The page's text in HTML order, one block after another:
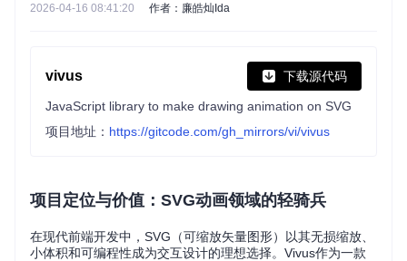
2026-04-16 08:41:20 作者：廉皓灿Ida
vivus 下载源代码
JavaScript library to make drawing animation on SVG
项目地址： https://gitcode.com/gh_mirrors/vi/vivus
项目定位与价值：SVG动画领域的轻骑兵
在现代前端开发中，SVG（可缩放矢量图形）以其无损缩放、
小体积和可编程性成为交互设计的理想选择。Vivus作为一款